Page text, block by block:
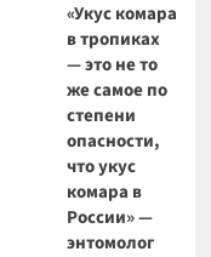
«Укус комара
в тропиках
— это не то
же самое по
степени
опасности,
что укус
комара в
России» —
энтомолог